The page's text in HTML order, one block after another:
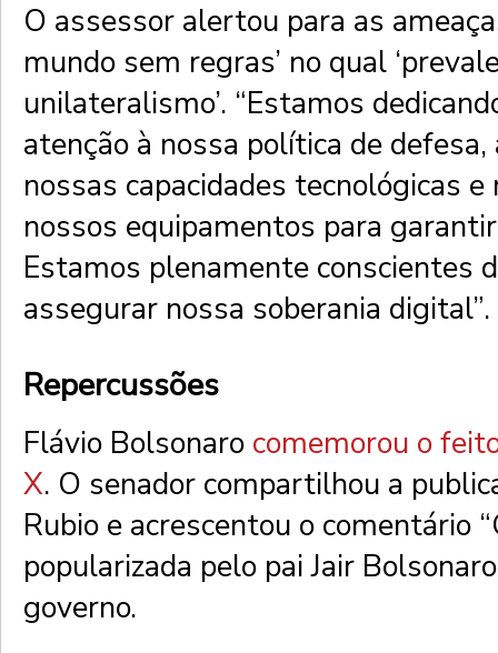
O assessor alertou para as
mundo sem regras’ no qual
unilateralismo’. “Estamos
atenção à nossa política de
nossas capacidades tecnológicas e
nossos equipamentos para
Estamos plenamente conscientes
assegurar nossa soberania digital”.
Repercussões
Flávio Bolsonaro comemorou o
X. O senador compartilhou a
Rubio e acrescentou o comentário
popularizada pelo pai Jair
governo.